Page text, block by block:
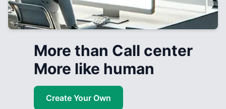
More than Call center
More like human
Create Your Own